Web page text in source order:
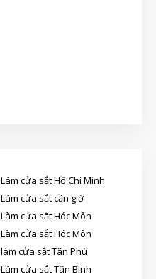
Làm cửa sắt Hồ Chí Minh
Làm cửa sắt cần giờ
Làm cửa sắt Hóc Môn
Làm cửa sắt Hóc Môn
làm cửa sắt Tân Phú
Làm cửa sắt Tân Bình